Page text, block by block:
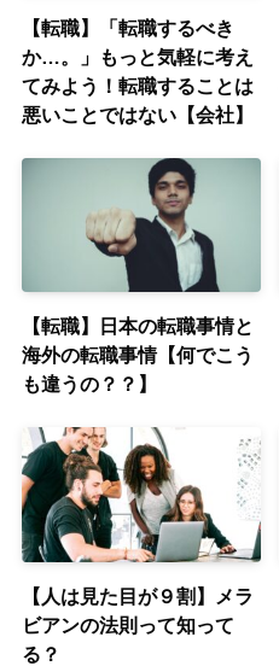
【転職】「転職するべき
か…。」もっと気軽に考え
てみよう！転職することは
悪いことではない【会社】
【転職】日本の転職事情と
海外の転職事情【何でこう
も違うの？？】
【人は見た目が９割】メラ
ビアンの法則って知って
る？